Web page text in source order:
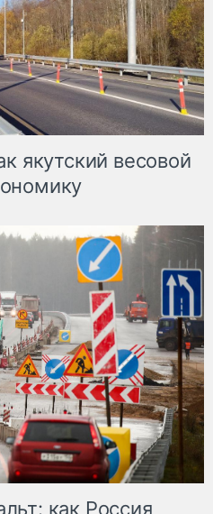
якутский весовой
как Россия